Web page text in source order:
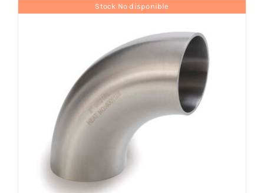
Stock No disponible